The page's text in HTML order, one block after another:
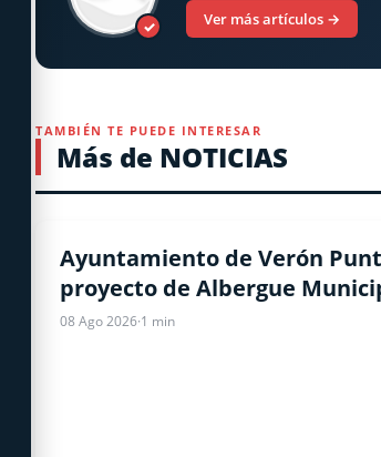
✓ Ver más artículos →
TAMBIÉN TE PUEDE INTERESAR
Más de NOTICIAS
Ayuntamiento de Verón
proyecto de Albergue
08 Ago 2026·1 min